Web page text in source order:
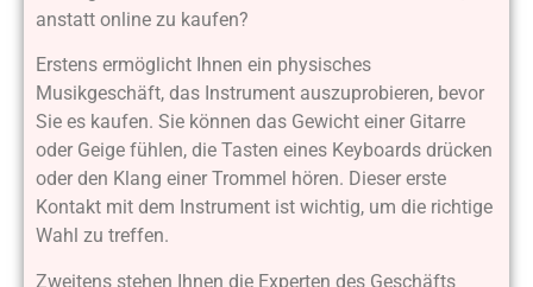
anstatt online zu kaufen?
Erstens ermöglicht Ihnen ein physisches
Musikgeschäft, das Instrument auszuprobieren, bevor
Sie es kaufen. Sie können das Gewicht einer Gitarre
oder Geige fühlen, die Tasten eines Keyboards drücken
oder den Klang einer Trommel hören. Dieser erste
Kontakt mit dem Instrument ist wichtig, um die richtige
Wahl zu treffen.
Zweitens stehen Ihnen die Experten des Geschäfts